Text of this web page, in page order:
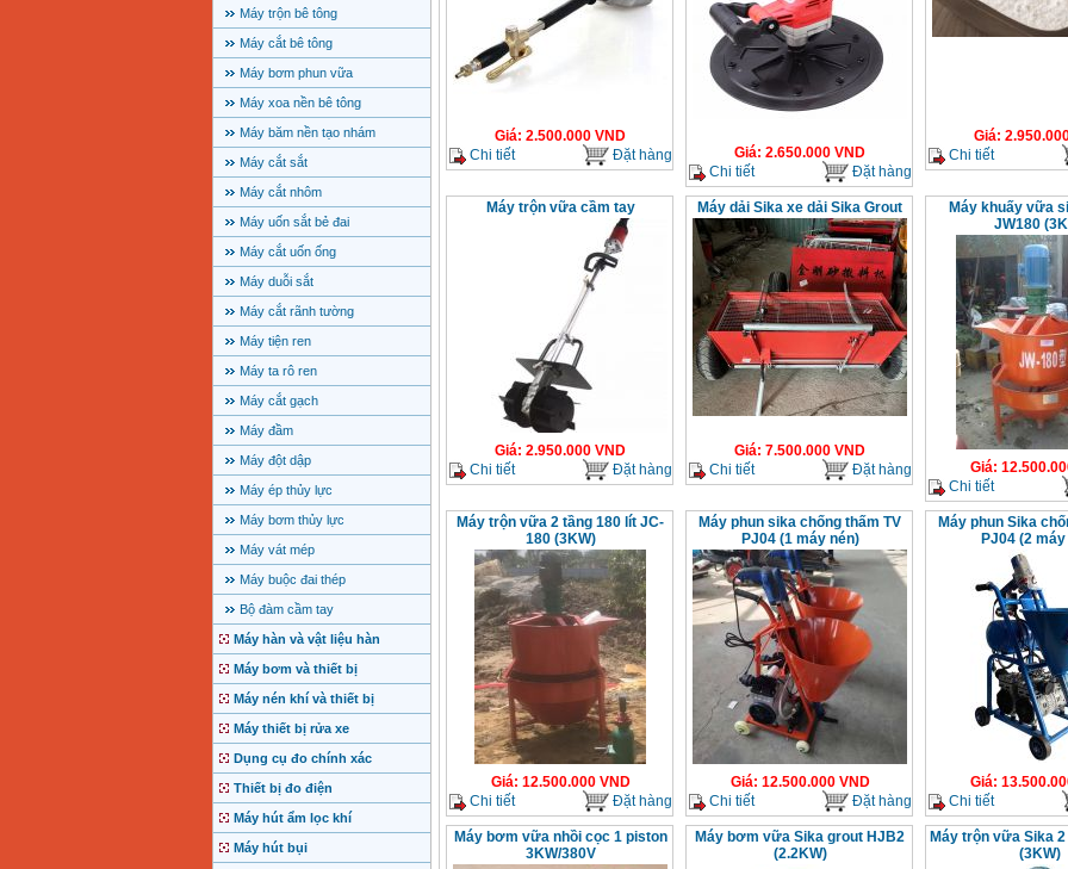
Máy trộn bê tông
Máy cắt bê tông
Máy bơm phun vữa
Máy xoa nền bê tông
Máy băm nền tạo nhám
Máy cắt sắt
Máy cắt nhôm
Máy uốn sắt bẻ đai
Máy cắt uốn ống
Máy duỗi sắt
Máy cắt rãnh tường
Máy tiện ren
Máy ta rô ren
Máy cắt gạch
Máy đầm
Máy đột dập
Máy ép thủy lực
Máy bơm thủy lực
Máy vát mép
Máy buộc đai thép
Bộ đàm cầm tay
Máy hàn và vật liệu hàn
Máy bơm và thiết bị
Máy nén khí và thiết bị
Máy thiết bị rửa xe
Dụng cụ đo chính xác
Thiết bị đo điện
Máy hút ẩm lọc khí
Máy hút bụi
Giá: 2.500.000 VND
Chi tiết
Đặt hàng Giá: 2.650.000 VND
Chi tiết
Đặt hàng
Giá:
Chi tiết
Máy trộn vữa cầm tay
Giá: 2.950.000 VND
Chi tiết
Đặt hàng
Máy dải Sika xe dải Sika Grout
Giá: 7.500.000 VND
Chi tiết
Đặt hàng
Máy khuấy vữa
JW180
Giá:
Chi tiết
Máy trộn vữa 2 tầng 180 lít JC-
180 (3KW)
Giá: 12.500.000VND
Chi tiết
Đặt hàng
Máy phun sika chống thấm TV
PJ04 (1 máy nén)
Giá: 12.500.000VND
Chi tiết
Đặt hàng
Máy phun Sika
PJ04 (2
Giá:
Chi tiết
Máy bơm vữa nhồi cọc 1 piston
3KW/380V
Máy bơm vữa Sika grout HJB2
(2.2KW)
Máy trộn vữa Sika
(3KW)